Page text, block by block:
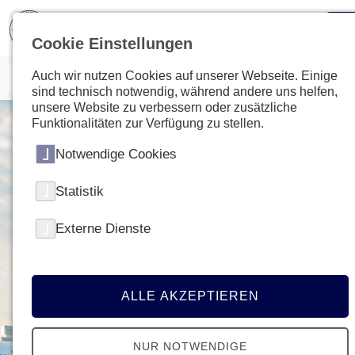
Cookie Einstellungen
Auch wir nutzen Cookies auf unserer Webseite. Einige
sind technisch notwendig, während andere uns helfen,
unsere Website zu verbessern oder zusätzliche
Funktionalitäten zur Verfügung zu stellen.
Notwendige Cookies
Statistik
Externe Dienste
ALLE AKZEPTIEREN
NUR NOTWENDIGE